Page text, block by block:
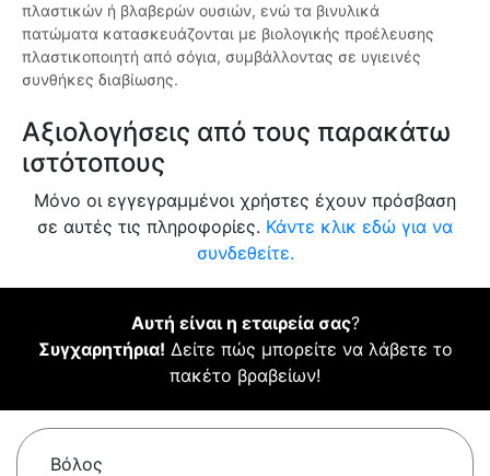
πλαστικών ή βλαβερών ουσιών, ενώ τα βινυλικά
πατώματα κατασκευάζονται με βιολογικής προέλευσης
πλαστικοποιητή από σόγια, συμβάλλοντας σε υγιεινές
συνθήκες διαβίωσης.
Αξιολογήσεις από τους παρακάτω
ιστότοπους
Μόνο οι εγγεγραμμένοι χρήστες έχουν πρόσβαση
σε αυτές τις πληροφορίες. Κάντε κλικ εδώ για να
συνδεθείτε.
Αυτή είναι η εταιρεία σας?
Συγχαρητήρια! Δείτε πώς μπορείτε να λάβετε το
πακέτο βραβείων!
Βόλος